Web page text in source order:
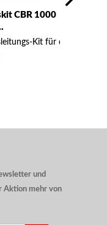
CBR 1000
Kit für die
und
Aktion mehr von